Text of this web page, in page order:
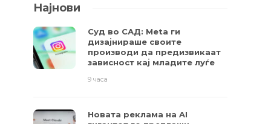
Најнови
Суд во САД: Meta ги
дизајнираше своите
производи да предизвикаат
зависност кај младите луѓе
9 часа
Новата реклама на AI